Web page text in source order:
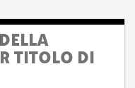
TITOLO DI